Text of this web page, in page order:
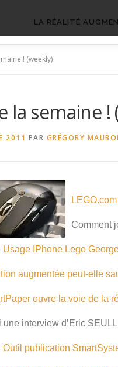
LA RÉALITÉ
! (weekly)
la semaine !
2011 PAR GRÉGORY
Comment
Usage IPhone Lego
augmentée peut-elle
ouvre la voie de la
une interview d’Eric
Outil publication